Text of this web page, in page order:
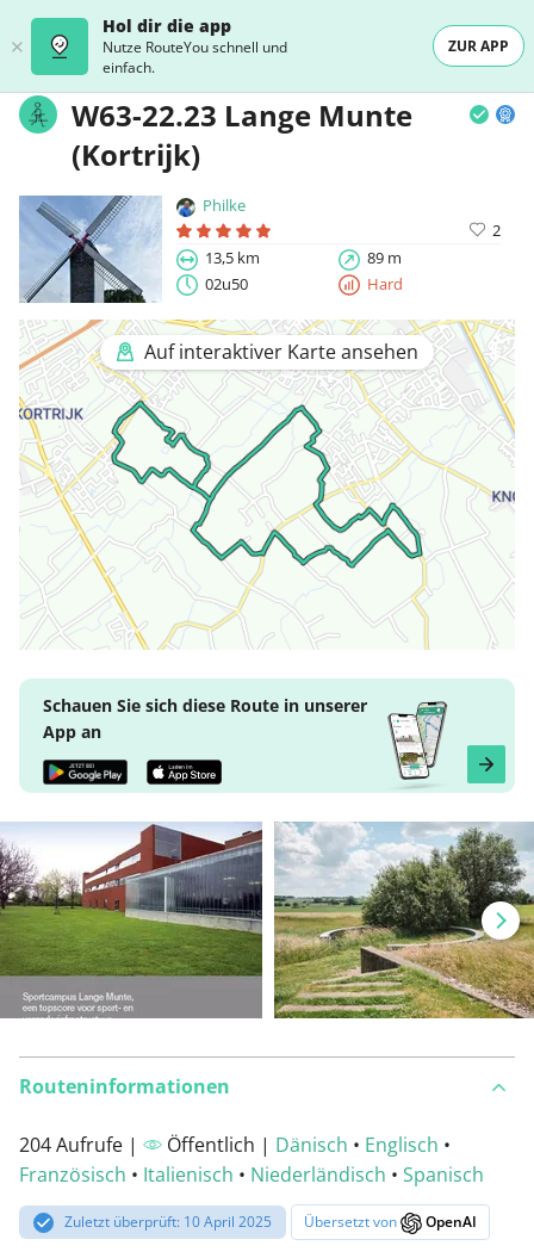
Hol dir die app
Nutze RouteYou schnell und
einfach.
ZUR APP
W63-22.23 Lange Munte
(Kortrijk)
Philke
2
13,5 km
89 m
02u50
Hard
Auf interaktiver Karte ansehen
Schauen Sie sich diese Route in unserer
App an
Routeninformationen
204 Aufrufe | Öffentlich | Dänisch • Englisch •
Französisch • Italienisch • Niederländisch • Spanisch
Zuletzt überprüft: 10 April 2025 Übersetzt von OpenAI